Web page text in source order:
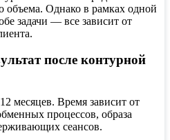
объема. Однако в рамках одной
задачи — все зависит от
после контурной
месяцев. Время зависит от
процессов, образа
сеансов.